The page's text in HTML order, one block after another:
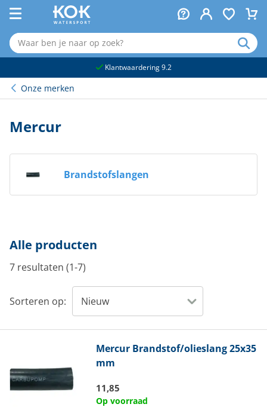
Klantwaardering 9.2
Onze merken
Mercur
Brandstofslangen
Alle producten
7 resultaten (1-7)
Sorteren op:
Mercur Brandstof/olieslang 25x35
mm
11,85
Op voorraad